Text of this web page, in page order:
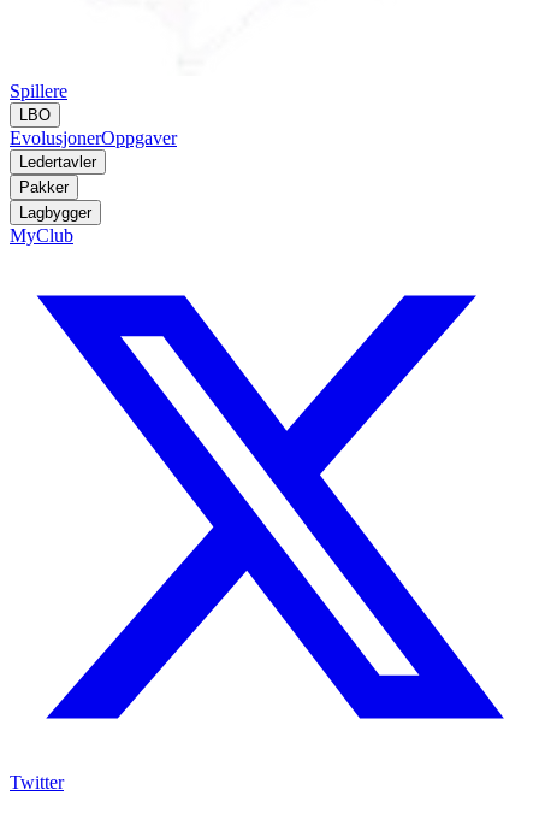
Spillere
LBO
EvolusjonerOppgaver
Ledertavler
Pakker
Lagbygger
MyClub
Twitter